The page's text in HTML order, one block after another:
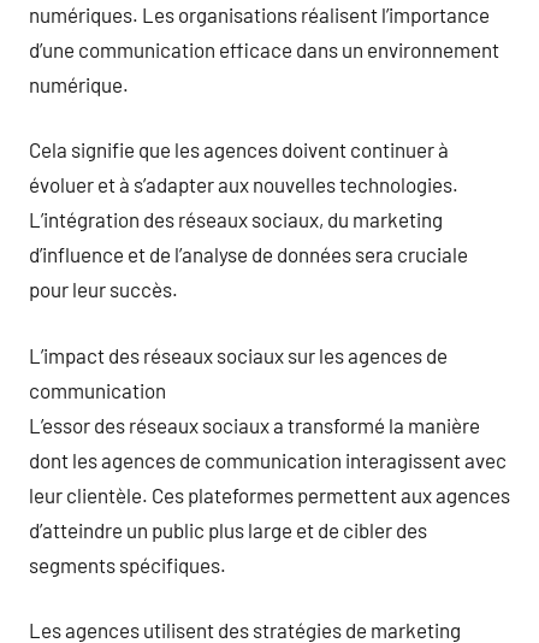
numériques. Les organisations réalisent l’importance
d’une communication efficace dans un environnement
numérique.
Cela signifie que les agences doivent continuer à
évoluer et à s’adapter aux nouvelles technologies.
L’intégration des réseaux sociaux, du marketing
d’influence et de l’analyse de données sera cruciale
pour leur succès.
L’impact des réseaux sociaux sur les agences de
communication
L’essor des réseaux sociaux a transformé la manière
dont les agences de communication interagissent avec
leur clientèle. Ces plateformes permettent aux agences
d’atteindre un public plus large et de cibler des
segments spécifiques.
Les agences utilisent des stratégies de marketing